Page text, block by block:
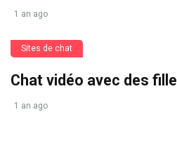
1 an ago
Sites de chat
Chat vidéo avec des
1 an ago